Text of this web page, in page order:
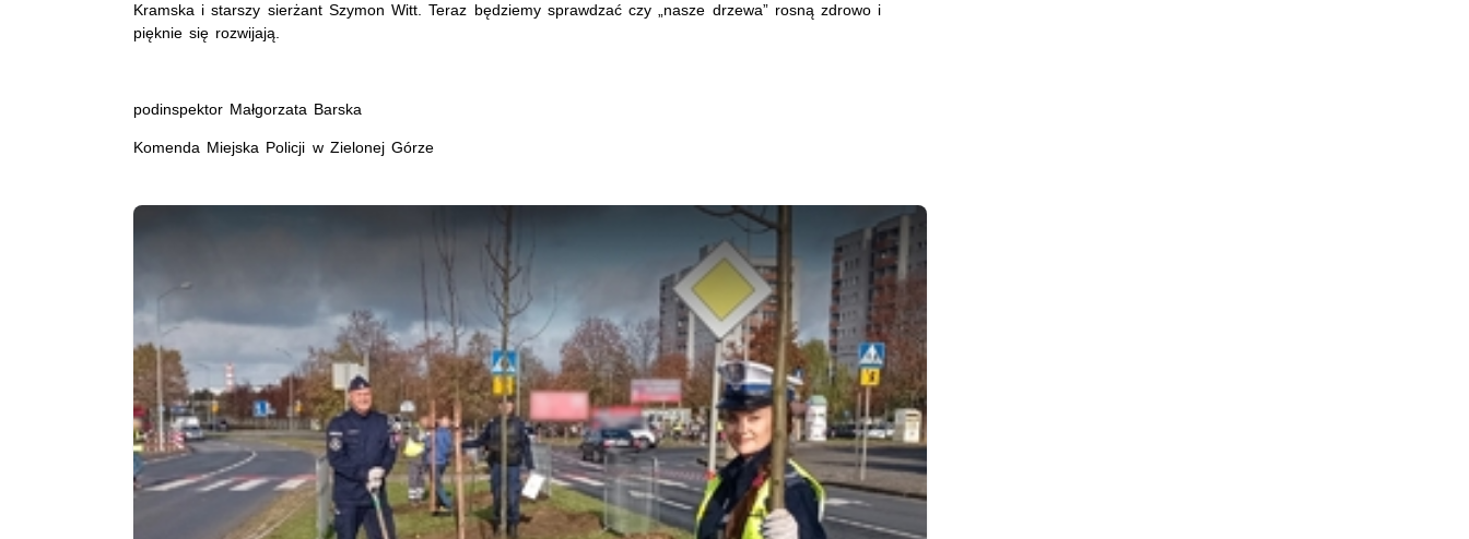
Kramska i starszy sierżant Szymon Witt. Teraz będziemy sprawdzać czy „nasze drzewa” rosną zdrowo i
pięknie się rozwijają.
podinspektor Małgorzata Barska
Komenda Miejska Policji w Zielonej Górze